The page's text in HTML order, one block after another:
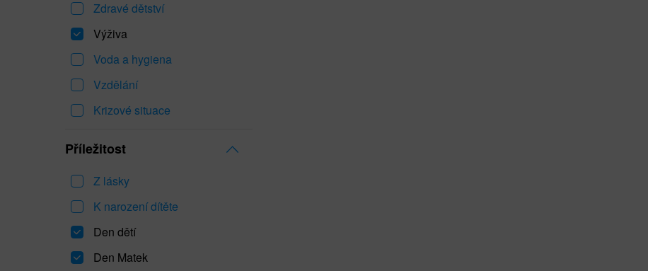
Zdravé dětství
Výživa
Voda a hygiena
Vzdělání
Krizové situace
Příležitost
Z lásky
K narození dítěte
Den dětí
Den Matek